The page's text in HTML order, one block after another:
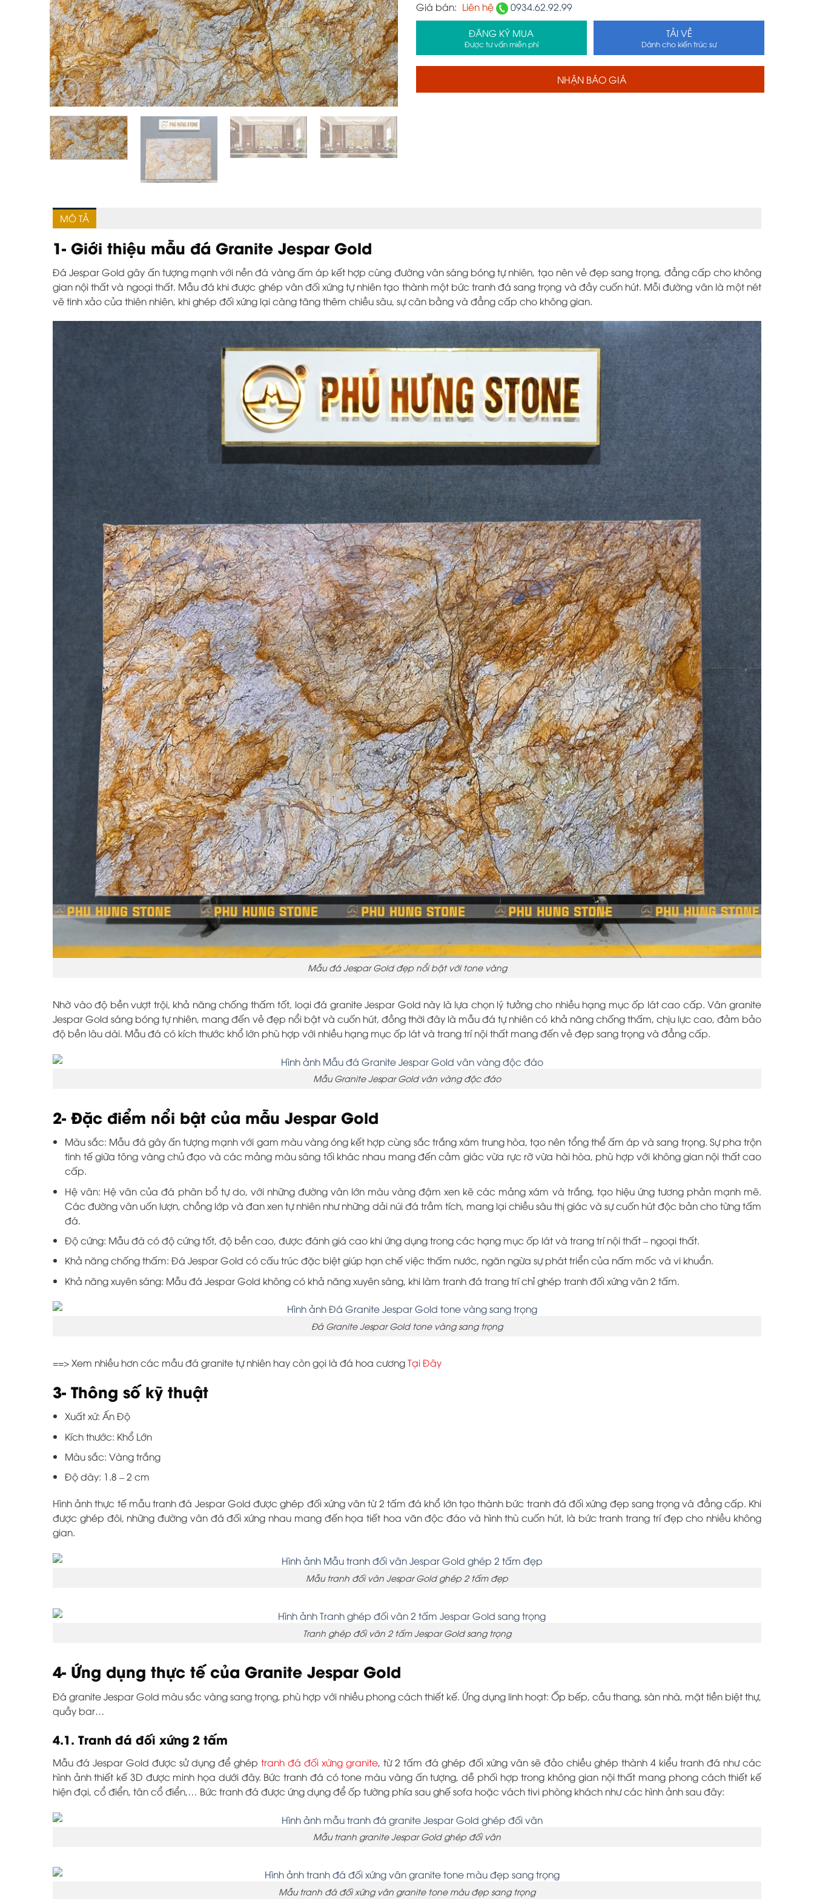
Giá bán: Liên hệ 0934.62.92.99
ĐĂNG KÝ MUA
Được tư vấn miễn phí
TẢI VỀ
Dành cho kiến trúc sư
NHẬN BÁO GIÁ
MÔ TẢ
1- Giới thiệu mẫu đá Granite Jespar Gold
Đá Jespar Gold gây ấn tượng mạnh với nền đá vàng ấm áp kết hợp cùng đường vân sáng bóng tự nhiên, tạo nên vẻ đẹp sang trọng, đẳng cấp cho không
gian nội thất và ngoại thất. Mẫu đá khi được ghép vân đối xứng tự nhiên tạo thành một bức tranh đá sang trọng và đầy cuốn hút. Mỗi đường vân là một nét
vẽ tinh xảo của thiên nhiên, khi ghép đối xứng lại càng tăng thêm chiều sâu, sự cân bằng và đẳng cấp cho không gian.
Mẫu đá Jespar Gold đẹp nổi bật với tone vàng
Nhờ vào độ bền vượt trội, khả năng chống thấm tốt, loại đá granite Jespar Gold này là lựa chọn lý tưởng cho nhiều hạng mục ốp lát cao cấp. Vân granite
Jespar Gold sáng bóng tự nhiên, mang đến vẻ đẹp nổi bật và cuốn hút, đồng thời đây là mẫu đá tự nhiên có khả năng chống thấm, chịu lực cao, đảm bảo
độ bền lâu dài. Mẫu đá có kích thước khổ lớn phù hợp với nhiều hạng mục ốp lát và trang trí nội thất mang đến vẻ đẹp sang trọng và đẳng cấp.
Mẫu Granite Jespar Gold vân vàng độc đáo
2- Đặc điểm nổi bật của mẫu Jespar Gold
Màu sắc: Mẫu đá gây ấn tượng mạnh với gam màu vàng óng kết hợp cùng sắc trắng xám trung hòa, tạo nên tổng thể ấm áp và sang trọng. Sự pha trộn
tinh tế giữa tông vàng chủ đạo và các mảng màu sáng tối khác nhau mang đến cảm giác vừa rực rỡ vừa hài hòa, phù hợp với không gian nội thất cao
cấp.
Hệ vân: Hệ vân của đá phân bổ tự do, với những đường vân lớn màu vàng đậm xen kẽ các mảng xám và trắng, tạo hiệu ứng tương phản mạnh mẽ.
Các đường vân uốn lượn, chồng lớp và đan xen tự nhiên như những dải núi đá trầm tích, mang lại chiều sâu thị giác và sự cuốn hút độc bản cho từng tấm
đá.
Độ cứng: Mẫu đá có độ cứng tốt, độ bền cao, được đánh giá cao khi ứng dụng trong các hạng mục ốp lát và trang trí nội thất – ngoại thất.
Khả năng chống thấm: Đá Jespar Gold có cấu trúc đặc biệt giúp hạn chế việc thấm nước, ngăn ngừa sự phát triển của nấm mốc và vi khuẩn.
Khả năng xuyên sáng: Mẫu đá Jespar Gold không có khả năng xuyên sáng, khi làm tranh đá trang trí chỉ ghép tranh đối xứng vân 2 tấm.
Đá Granite Jespar Gold tone vàng sang trọng
==> Xem nhiều hơn các mẫu đá granite tự nhiên hay còn gọi là đá hoa cươngTại Đây
3- Thông số kỹ thuật
Xuất xứ: Ấn Độ
Kích thước: Khổ Lớn
Màu sắc: Vàng trắng
Độ dày: 1.8 – 2 cm
Hình ảnh thực tế mẫu tranh đá Jespar Gold được ghép đối xứng vân từ 2 tấm đá khổ lớn tạo thành bức tranh đá đối xứng đẹp sang trọng và đẳng cấp. Khi
được ghép đôi, những đường vân đá đối xứng nhau mang đến họa tiết hoa văn độc đáo và hình thù cuốn hút, là bức tranh trang trí đẹp cho nhiều không
gian.
Mẫu tranh đối vân Jespar Gold ghép 2 tấm đẹp
Tranh ghép đối vân 2 tấm Jespar Gold sang trọng
4- Ứng dụng thực tế của Granite Jespar Gold
Đá granite Jespar Gold màu sắc vàng sang trọng, phù hợp với nhiều phong cách thiết kế. Ứng dụng linh hoạt: Ốp bếp, cầu thang, sàn nhà, mặt tiền biệt thự,
quầy bar…
4.1. Tranh đá đối xứng 2 tấm
Mẫu đá Jespar Gold được sử dụng để ghép tranh đá đối xứng granite , từ 2 tấm đá ghép đối xứng vân sẽ đảo chiều ghép thành 4 kiểu tranh đá như các
hình ảnh thiết kế 3D được minh họa dưới đây. Bức tranh đá có tone màu vàng ấn tượng, dễ phối hợp trong không gian nội thất mang phong cách thiết kế
hiện đại, cổ điển, tân cổ điển,… Bức tranh đá được ứng dụng để ốp tường phía sau ghế sofa hoặc vách tivi phòng khách như các hình ảnh sau đây:
Mẫu tranh granite Jespar Gold ghép đối vân
Mẫu tranh đá đối xứng vân granite tone màu đẹp sang trọng